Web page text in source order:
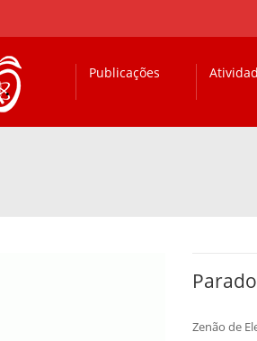
Publicações
Zenão de